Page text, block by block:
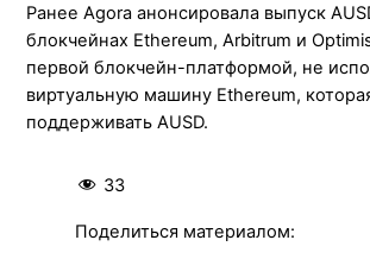
Ранее Agora анонсировала выпуск
блокчейнах Ethereum, Arbitrum и
первой блокчейн-платформой, не
виртуальную машину Ethereum,
поддерживать AUSD.
33
Поделиться материалом: